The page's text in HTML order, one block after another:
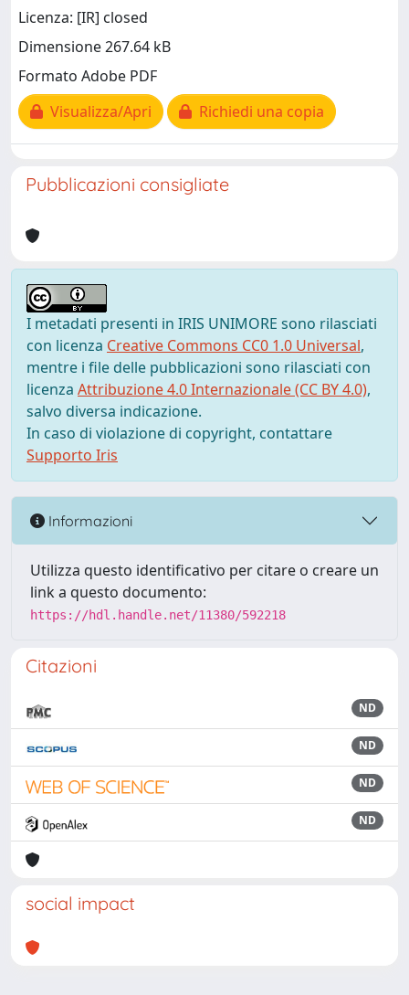
Licenza: [IR] closed
Dimensione 267.64 kB
Formato Adobe PDF
Visualizza/Apri
Richiedi una copia
Pubblicazioni consigliate
I metadati presenti in IRIS UNIMORE sono rilasciati
con licenza Creative Commons CC0 1.0 Universal,
mentre i file delle pubblicazioni sono rilasciati con
licenza Attribuzione 4.0 Internazionale (CC BY 4.0),
salvo diversa indicazione.
In caso di violazione di copyright, contattare
Supporto Iris
Informazioni
Utilizza questo identificativo per citare o creare un
link a questo documento:
https://hdl.handle.net/11380/592218
Citazioni
ND
ND
ND
ND
social impact